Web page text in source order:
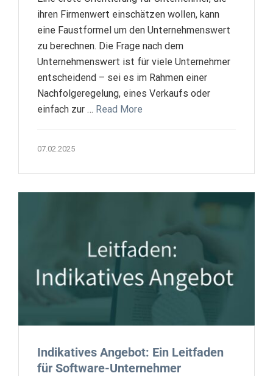
ihren Firmenwert einschätzen wollen, kann
eine Faustformel um den Unternehmenswert
zu berechnen. Die Frage nach dem
Unternehmenswert ist für viele Unternehmer
entscheidend – sei es im Rahmen einer
Nachfolgeregelung, eines Verkaufs oder
einfach zur … Read More
07.02.2025
Indikatives Angebot: Ein Leitfaden
für Software-Unternehmer